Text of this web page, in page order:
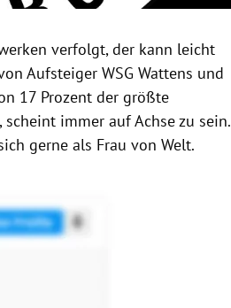
verfolgt, der kann leicht
AufsteigerWSG Wattens und
17 Prozent der größte
scheint immer auf Achse zu sein.
gerne als Frau von Welt.